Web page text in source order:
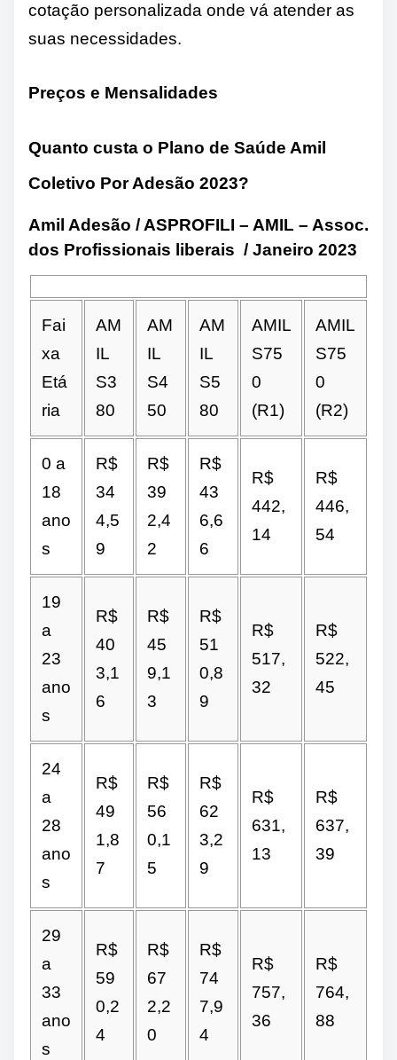
cotação personalizada onde vá atender as
suas necessidades.
Preços e Mensalidades
Quanto custa o Plano de Saúde Amil
Coletivo Por Adesão 2023?
Amil Adesão / ASPROFILI – AMIL – Assoc.
dos Profissionais liberais / Janeiro 2023
Fai
xa
Etá
ria
AM
IL
S3
80
AM
IL
S4
50
AM
IL
S5
80
AMIL
S75
0
(R1)
AMIL
S75
0
(R2)
0 a
18
ano
s
R$
34
4,5
9
R$
39
2,4
2
R$
43
6,6
6
R$
442,
14
R$
446,
54
19
a
23
ano
s
R$
40
3,1
6
R$
45
9,1
3
R$
51
0,8
9
R$
517,
32
R$
522,
45
24
a
28
ano
s
R$
49
1,8
7
R$
56
0,1
5
R$
62
3,2
9
R$
631,
13
R$
637,
39
29
a
33
ano
s
R$
59
0,2
4
R$
67
2,2
0
R$
74
7,9
4
R$
757,
36
R$
764,
88